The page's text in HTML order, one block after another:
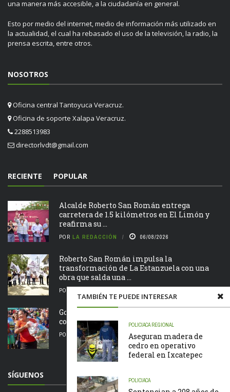
TAMBIÉN TE PUEDE INTERESAR
POLICIACA REGIONAL
Aseguran madera de
cedro en operativo
federal en Ixcatepec
POLICIACA
una manera más accesible, a la ciudadanía en general.
Esto por medio del internet, medio de información más utilizado en
la actualidad, el cual ha rebasado el uso de la televisión, la radio, la
prensa escrita, entre otros.
NOSOTROS
Oficina central Tantoyuca Veracruz.
Oficina de soporte Xalapa Veracruz.
2288513983
directorlvdt@gmail.com
RECIENTE POPULAR
Alcalde Roberto San Román entrega
carretera de 1.5 kilómetros en El Limón y
reafirma su ...
POR LA REDACCIÓN 06/08/2026
Roberto San Román impulsa la
transformación de La Estanzuela con una
obra que salda una ...
POR
Gobierno de Chontla apoya a familias de la
comunidad de San Juan
POR LA REDACCIÓN 05/08/2026
SÍGUENOS